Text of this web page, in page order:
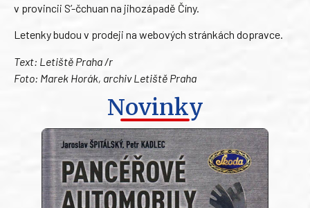
v provincii S’-čchuan na jihozápadě Číny.
Letenky budou v prodeji na webových stránkách dopravce.
Text: Letiště Praha /r
Foto: Marek Horák, archiv Letiště Praha
Novinky